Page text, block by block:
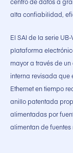
alta confiabilidad,
El SAI de la serie
plataforma
mayor a través de
interna revisada que
Ethernet en tiempo
anillo patentada
alimentadas por
alimentan de fuentes